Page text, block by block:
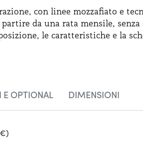
con linee mozzafiato e
partire da una rata mensile, senza
, le caratteristiche e la
E OPTIONAL DIMENSIONI